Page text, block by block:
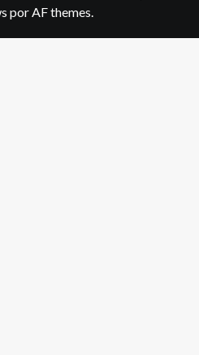
por AF themes.